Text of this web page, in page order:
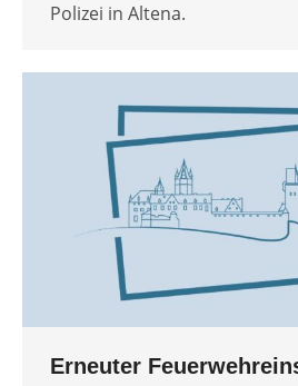
Polizei in Altena.
Erneuter